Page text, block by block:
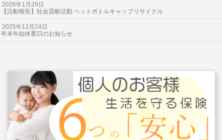
2026年1月29日
【活動報告】社会貢献活動 ペットボトルキャップリサイクル
2025年12月24日
年末年始休業日のお知らせ